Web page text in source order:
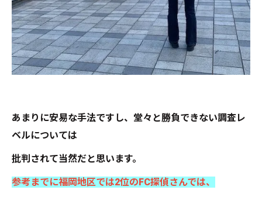
あまりに安易な手法ですし、堂々と勝負できない調査レ
ベルについては
批判されて当然だと思います。
参考までに福岡地区では2位のFC探偵さんでは、